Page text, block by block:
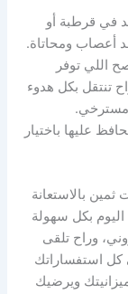
في قرطبة أو
أعصاب ومحاتاة.
اللي توفر
تنتقل بكل هدوء
عليها باختيار
ثمين بالاستعانة
اليوم بكل سهولة
وراح تلقى
استفساراتك
ويرضيك